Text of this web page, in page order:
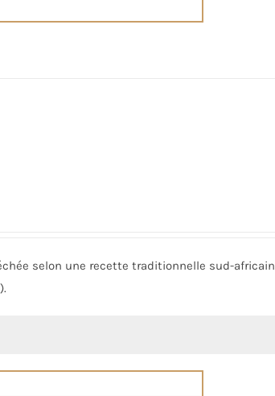
selon une recette traditionnelle sud-